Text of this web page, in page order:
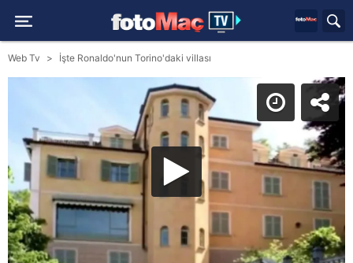
Web Tv İşte Ronaldo'nun Torino'daki villası